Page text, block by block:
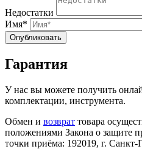
Недостатки
Имя*
Опубликовать
Гарантия
У нас вы можете получить
комплектации, инструмента.
Обмен и возврат товара
положениями Закона о защите
точки приёма: 192019, г. Санкт-